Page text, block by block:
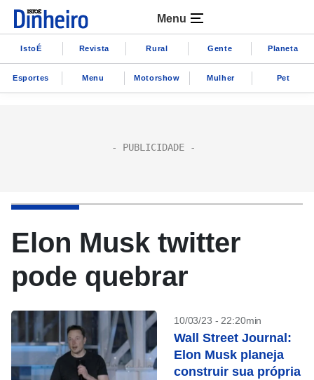
Menu
IstoÉ Revista Rural Gente Planeta
Esportes Menu Motorshow Mulher Pet
Elon Musk twitter
pode quebrar
10/03/23 - 22:20min
Wall Street Journal:
Elon Musk planeja
construir sua própria